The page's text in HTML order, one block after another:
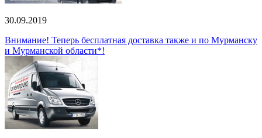
30.09.2019
Внимание! Теперь бесплатная доставка также и по Мурманску
и Мурманской области*!